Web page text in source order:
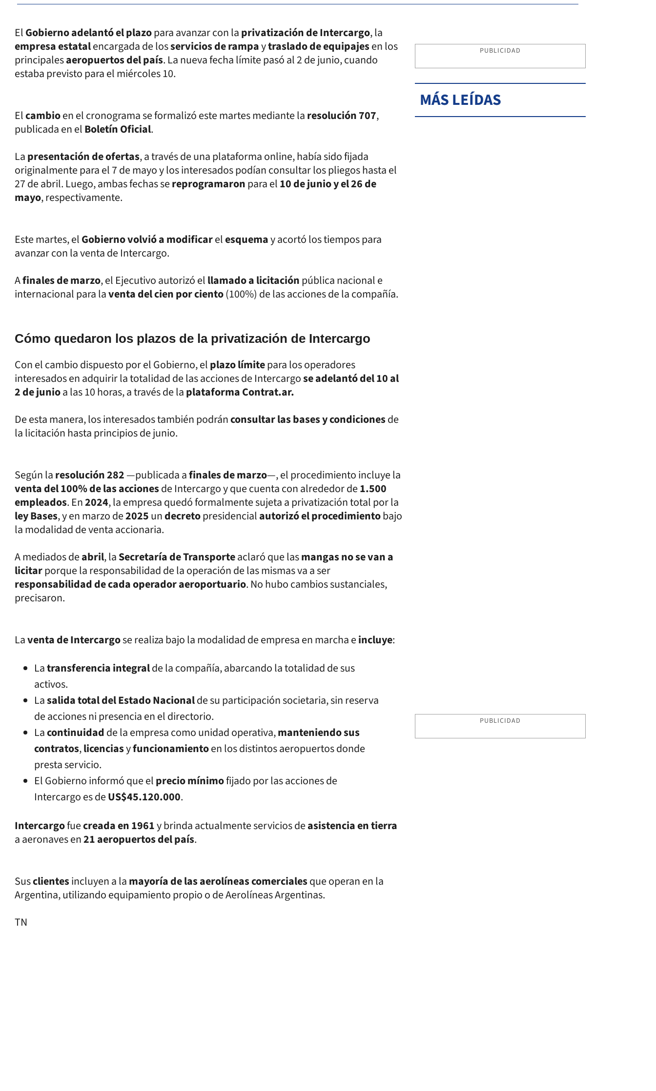
ElGobierno adelantó el plazopara avanzar con laprivatización de Intercargo, la
empresa estatalencargada de losservicios de rampaytraslado de equipajesen los
principalesaeropuertos del país. La nueva fecha límite pasó al 2 de junio, cuando
estaba previsto para el miércoles 10.
Elcambioen el cronograma se formalizó este martes mediante laresolución 707,
publicada en elBoletín Oficial.
Lapresentación de ofertas, a través de una plataforma online, había sido fijada
originalmente para el 7 de mayo y los interesados podían consultar los pliegos hasta el
27 de abril. Luego, ambas fechas sereprogramaronpara el10 de junio y el 26 de
mayo, respectivamente.
Este martes, elGobierno volvió a modificarelesquemay acortó los tiempos para
avanzar con la venta de Intercargo.
Afinales de marzo, el Ejecutivo autorizó elllamado a licitaciónpública nacional e
internacional para laventa del cien por ciento(100%) de las acciones de la compañía.
Cómo quedaron los plazos de la privatización de Intercargo
Con el cambio dispuesto por el Gobierno, elplazo límitepara los operadores
interesados en adquirir la totalidad de las acciones de Intercargose adelantó del 10 al
2 de junioa las 10 horas, a través de laplataforma Contrat.ar.
De esta manera, los interesados también podránconsultar las bases y condicionesde
la licitación hasta principios de junio.
Según laresolución 282—publicada afinales de marzo—, el procedimiento incluye la
venta del 100% de las accionesde Intercargo y que cuenta con alrededor de1.500
empleados. En2024, la empresa quedó formalmente sujeta a privatización total por la
ley Bases, y en marzo de2025undecretopresidencialautorizó el procedimientobajo
la modalidad de venta accionaria.
A mediados deabril, laSecretaría de Transporteaclaró que lasmangas no se van a
licitarporque la responsabilidad de la operación de las mismas va a ser
responsabilidad de cada operador aeroportuario. No hubo cambios sustanciales,
precisaron.
Laventa de Intercargose realiza bajo la modalidad de empresa en marcha eincluye:
Latransferencia integralde la compañía, abarcando la totalidad de sus
activos.
Lasalida total del Estado Nacionalde su participación societaria, sin reserva
de acciones ni presencia en el directorio.
Lacontinuidadde la empresa como unidad operativa,manteniendo sus
contratos,licenciasyfuncionamientoen los distintos aeropuertos donde
presta servicio.
El Gobierno informó que elprecio mínimofijado por las acciones de
Intercargo es deUS$45.120.000.
Intercargofuecreada en 1961y brinda actualmente servicios deasistencia en tierra
a aeronaves en21 aeropuertos del país.
Susclientesincluyen a lamayoría de las aerolíneas comercialesque operan en la
Argentina, utilizando equipamiento propio o de Aerolíneas Argentinas.
TN
PUBLICIDAD
MÁS LEÍDAS
PUBLICIDAD